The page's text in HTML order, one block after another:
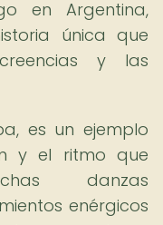
en Argentina,
única que
y las
es un ejemplo
y el ritmo que
danzas
enérgicos